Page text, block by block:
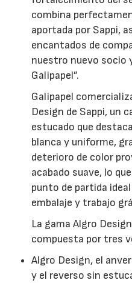
combina
aportada por Sappi,
encantados de
nuestro nuevo socio
Galipapel”.
Galipapel
Design de Sappi, un
estucado que
blanca y uniforme,
deterioro de color
acabado suave, lo
punto de partida
embalaje y trabajo
La gama Algro
compuesta por tres
Algro Design, el
y el reverso sin